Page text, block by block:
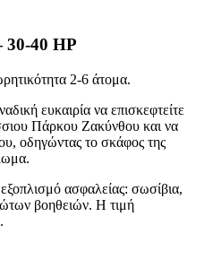
40 HP
2-6 άτομα.
ευκαιρία να επισκεφτείτε
Πάρκου Ζακύνθου και να
οδηγώντας το σκάφος της
ασφαλείας: σωσίβια,
βοηθειών. Η τιμή